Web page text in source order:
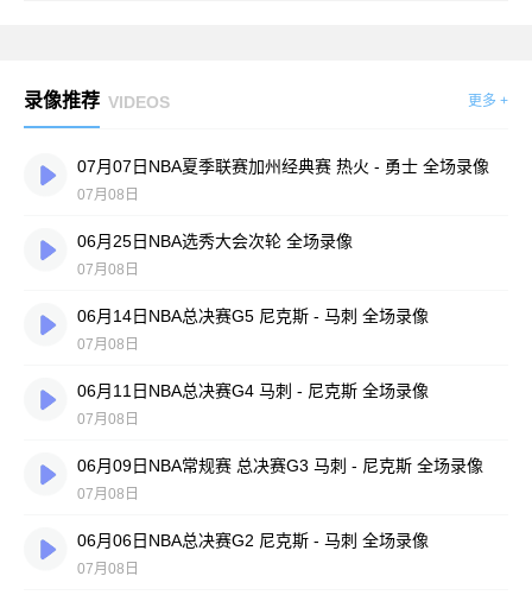
录像推荐 VIDEOS 更多 +
07月07日NBA夏季联赛加州经典赛 热火 - 勇士 全场录像
07月08日
06月25日NBA选秀大会次轮 全场录像
07月08日
06月14日NBA总决赛G5 尼克斯 - 马刺 全场录像
07月08日
06月11日NBA总决赛G4 马刺 - 尼克斯 全场录像
07月08日
06月09日NBA常规赛 总决赛G3 马刺 - 尼克斯 全场录像
07月08日
06月06日NBA总决赛G2 尼克斯 - 马刺 全场录像
07月08日